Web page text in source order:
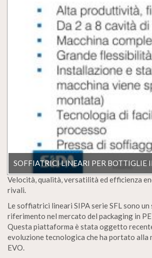
SOFFIATRICI LINEARI PER BOTTIGLIE
Velocità, qualità, versatilità ed efficienza
rivali.
Le soffiatrici lineari SIPA serie SFL sono
riferimento nel mercato del packaging in
Questa piattaforma è stata oggetto
evoluzione tecnologica che ha portato alla
EVO.